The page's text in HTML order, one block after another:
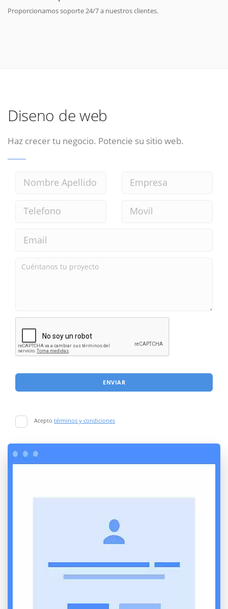
Proporcionamos soporte 24/7 a nuestros clientes.
Diseno de web
Haz crecer tu negocio. Potencie su sitio web.
ENVIAR
Acepto términos y condiciones